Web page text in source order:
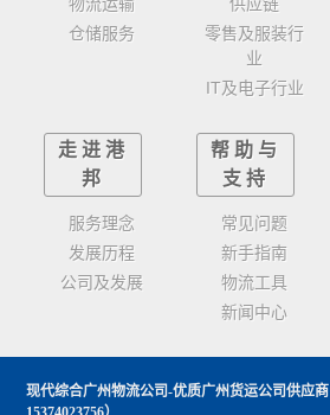
仓储服务
零售及服装行
业
IT及电子行业
走进港
邦
服务理念
发展历程
公司及发展
帮助与
支持
常见问题
新手指南
物流工具
新闻中心
现代综合广州物流公司-优质广州货运公司供应商